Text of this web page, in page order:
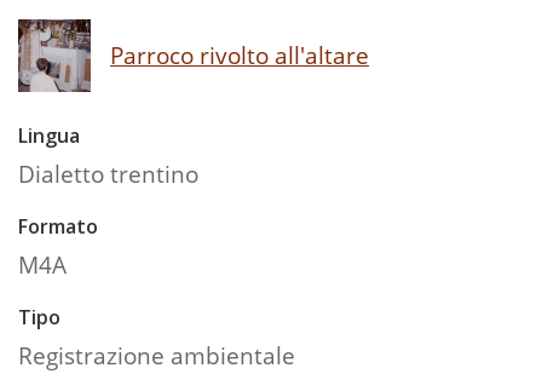
Parroco rivolto all'altare
Lingua
Dialetto trentino
Formato
M4A
Tipo
Registrazione ambientale